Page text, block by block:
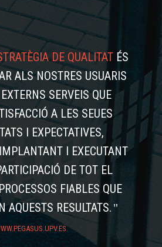
DE QUALITAT ÉS
ALS NOSTRES USUARIS
SERVEIS QUE
A LES SEUES
I EXPECTATIVES,
I EXECUTANT
DE TOT EL
FIABLES QUE
AQUESTS RESULTATS.